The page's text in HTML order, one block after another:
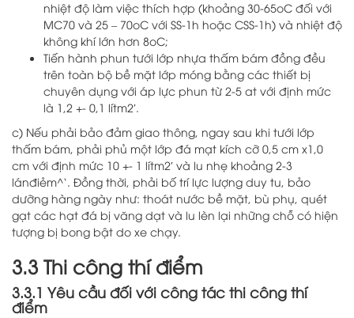
nhiệt độ làm việc thích hợp (khoảng 30-65oC đối với
MC70 và 25 – 70oC với SS-1h hoặc CSS-1h) và nhiệt độ
không khí lớn hơn 8oC;
Tiến hành phun tưới lớp nhựa thấm bám đồng đều
trên toàn bộ bề mặt lớp móng bằng các thiết bị
chuyên dụng với áp lực phun từ 2-5 at với định mức
là 1,2 +- 0,1 lítm2′.
c) Nếu phải bảo đảm giao thông, ngay sau khi tưới lớp
thấm bám, phải phủ một lớp đá mạt kích cỡ 0,5 cm x1,0
cm với định mức 10 +- 1 lítm2′ và lu nhẹ khoảng 2-3
lánđiẻm^`. Đồng thời, phải bố trí lực lượng duy tu, bảo
dưỡng hàng ngày như: thoát nước bề mặt, bù phụ, quét
gạt các hạt đá bị văng dạt và lu lèn lại những chỗ có hiện
tượng bị bong bật do xe chạy.
3.3 Thi công thí điểm
3.3.1 Yêu cầu đối với công tác thi công thí
điểm